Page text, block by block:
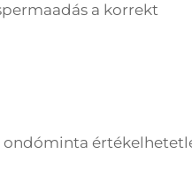
a korrekt
ondóminta